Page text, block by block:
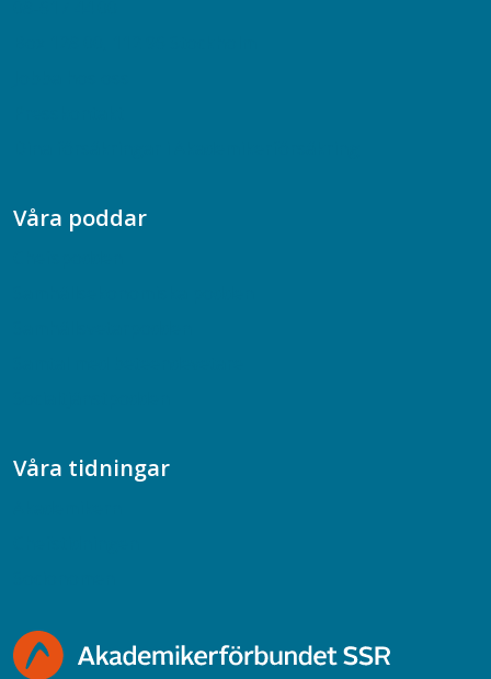
Våra poddar
Våra tidningar